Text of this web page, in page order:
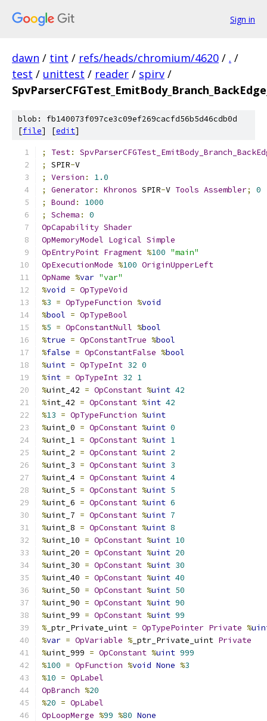
Sign in
dawn / tint / refs/heads/chromium/4620 / . /
test / unittest / reader / spirv /
blob: fb140073f097ce3c09ef269cacfd56b5d46cdb0d
[file] [edit]
; Test:
;
SPIR-V
;
Version :
1.0
;
Generator: Khronos SPIR-V Tools Assembler;
0
;
Bound :
1000
;
Schema :
0
OpCapability Shader
OpMemoryModel Logical Simple
OpEntryPoint Fragment %100 "main"
OpExecutionMode %100 OriginUpperLeft
OpName %var "var"
%void = OpTypeVoid
%3 = OpTypeFunction %void
%bool = OpTypeBool
%5 = OpConstantNull %bool
%true = OpConstantTrue %bool
%false = OpConstantFalse %bool
%uint = OpTypeInt 32 0
%int = OpTypeInt 32 1
%uint_42 = OpConstant %uint 42
%int_42 = OpConstant %int 42
%13 = OpTypeFunction %uint
%uint_0 = OpConstant %uint 0
%uint_1 = OpConstant %uint 1
%uint_2 = OpConstant %uint 2
%uint_3 = OpConstant %uint 3
%uint_4 = OpConstant %uint 4
%uint_5 = OpConstant %uint 5
%uint_6 = OpConstant %uint 6
%uint_7 = OpConstant %uint 7
%uint_8 = OpConstant %uint 8
%uint_10 = OpConstant %uint 10
%uint_20 = OpConstant %uint 20
%uint_30 = OpConstant %uint 30
%uint_40 = OpConstant %uint 40
%uint_50 = OpConstant %uint 50
%uint_90 = OpConstant %uint 90
%uint_99 = OpConstant %uint 99
% _ptr_Private_uint = OpTypePointer Private %
%var = OpVariable % _ptr_Private_uint Private
%uint_999 = OpConstant %uint 999
%100 = OpFunction %void None %3
%10 = OpLabel
OpBranch %20
%20 = OpLabel
OpLoopMerge %99 %80 None